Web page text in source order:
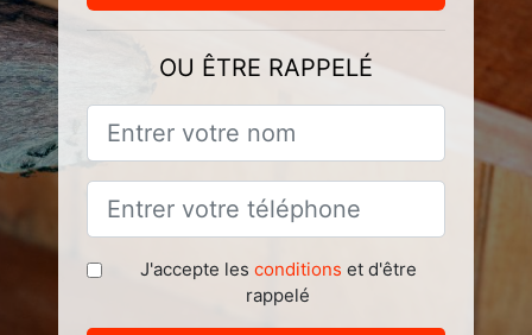
OU ÊTRE RAPPELÉ
J'accepte les conditions et d'être
rappelé